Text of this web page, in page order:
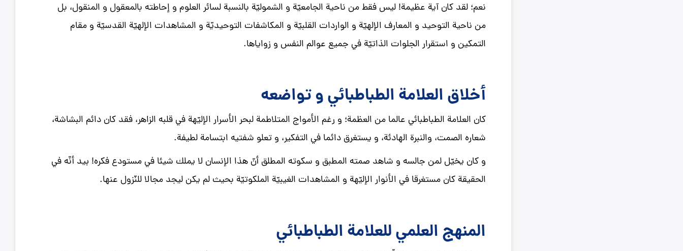
نعم؛ لقد كان آية عظيمة! ليس فقط من ناحية الجامعيّة و الشموليّة بالنسبة لسائر العلوم و إحاطته بالمعقول و المنقول، بل
من ناحية التوحيد و المعارف الإلهيّة و الواردات القلبيّة و المكاشفات التوحيديّة و المشاهدات الإلهيّة القدسيّة و مقام
التمكين و استقرار الجلوات الذاتيّة في جميع عوالم النفس و زواياها.
أخلاق العلامة الطباطبائي و تواضعه
كان العلامة الطباطبائي عالما من العظمة؛ و رغم الأمواج المتلاطمة لبحر الأسرار الإليّهة في قلبه الزاهر، فقد كان دائم البشاشة،
شعاره الصمت، والنبرة الهادئة، و يستغرق دائما في التفكير، و تعلو شفتيه ابتسامة لطيفة.
و كان يخيّل لمن جالسه و شاهد صمته المطبق و سكوته المطلق أنّ هذا الإنسان لا يملك شيئا في مستودع فكره! بيد أنّه في
الحقيقة كان مستغرقا في الأنوار الإليّهة و المشاهدات الغيبيّة الملكوتيّة بحيث لم يكن ليجد مجالا للنّزول عنها.
المنهج العلمي للعلامة الطباطبائي